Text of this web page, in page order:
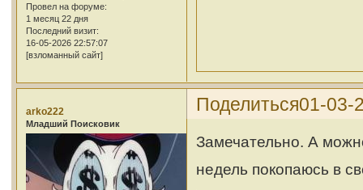
Провел на форуме:
1 месяц 22 дня
Последний визит:
16-05-2026 22:57:07
[взломанный сайт]
Поделиться01-03-
arko222
Младший Поисковик
Замечательно. А
недель покопаюсь в